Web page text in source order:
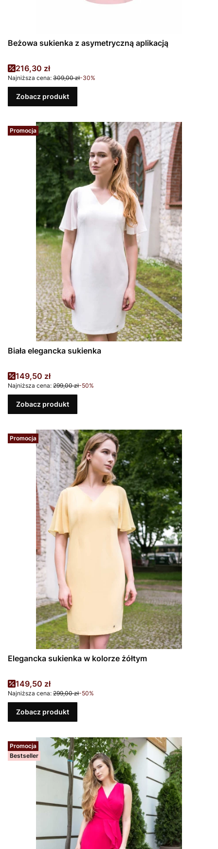
Beżowa sukienka z asymetryczną aplikacją
Cena promocyjna
216,30 zł
Najniższa cena: 309,00 zł-30%
Zobacz produkt
Promocja
Biała elegancka sukienka
Cena promocyjna
149,50 zł
Najniższa cena: 299,00 zł-50%
Zobacz produkt
Promocja
Elegancka sukienka w kolorze żółtym
Cena promocyjna
149,50 zł
Najniższa cena: 299,00 zł-50%
Zobacz produkt
Promocja
Bestseller